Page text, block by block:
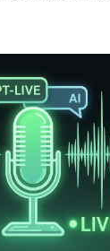
비교를 제공합니